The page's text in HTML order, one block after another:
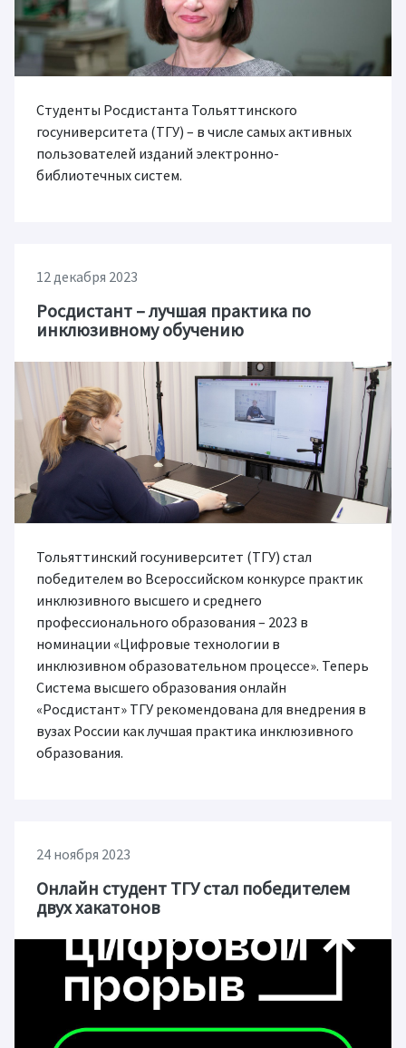
Студенты Росдистанта Тольяттинского
госуниверситета (ТГУ) – в числе самых активных
пользователей изданий электронно-
библиотечных систем.
12 декабря 2023
Росдистант – лучшая практика по
инклюзивному обучению
Тольяттинский госуниверситет (ТГУ) стал
победителем во Всероссийском конкурсе практик
инклюзивного высшего и среднего
профессионального образования – 2023 в
номинации «Цифровые технологии в
инклюзивном образовательном процессе». Теперь
Система высшего образования онлайн
«Росдистант» ТГУ рекомендована для внедрения в
вузах России как лучшая практика инклюзивного
образования.
24 ноября 2023
Онлайн студент ТГУ стал победителем
двух хакатонов